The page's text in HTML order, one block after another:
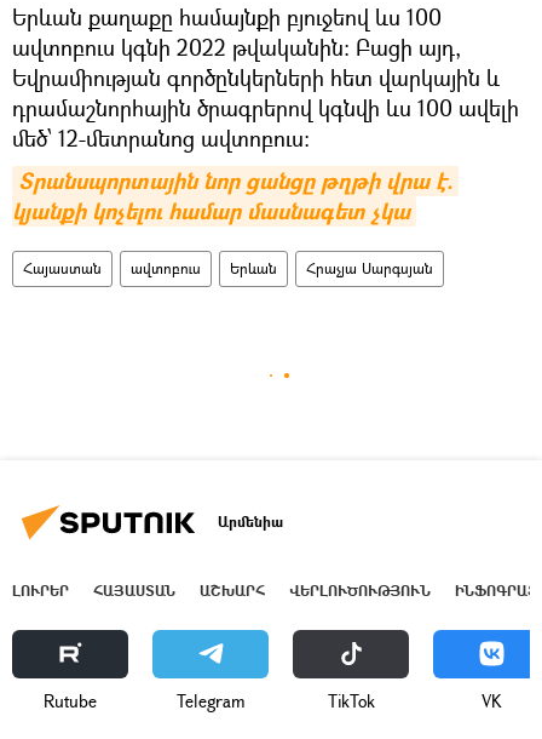
Երևան քաղաքը համայնքի բյուջեով ևս 100
ավտոբուս կգնի 2022 թվականին: Բացի այդ,
Եվրամիության գործընկերների հետ վարկային և
դրամաշնորհային ծրագրերով կգնվի ևս 100 ավելի
մեծ՝ 12-մետրանոց ավտոբուս:
Տրանսպորտային նոր ցանցը թղթի վրա է.
կյանքի կոչելու համար մասնագետ չկա
Հայաստան ավտոբուս Երևան Հրաչյա Սարգսյան
Արմենիա
ԼՈՒՐԵՐ ՀԱՅԱՍՏԱՆ ԱՇԽԱՐՀ ՎԵՐԼՈՒԾՈՒԹՅՈՒՆ
Rutube Telegram ТikТоk VK